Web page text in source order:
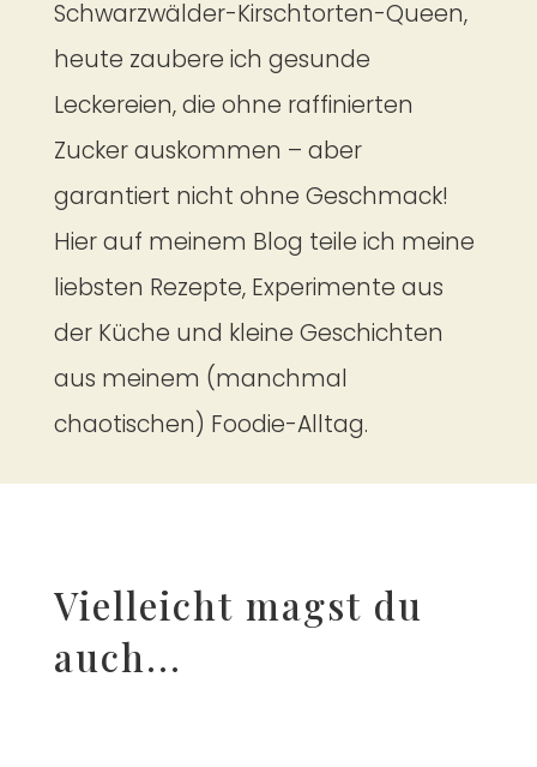
Schwarzwälder-Kirschtorten-Queen,
heute zaubere ich gesunde
Leckereien, die ohne raffinierten
Zucker auskommen – aber
garantiert nicht ohne Geschmack!
Hier auf meinem Blog teile ich meine
liebsten Rezepte, Experimente aus
der Küche und kleine Geschichten
aus meinem (manchmal
chaotischen) Foodie-Alltag.
Vielleicht magst du
auch...